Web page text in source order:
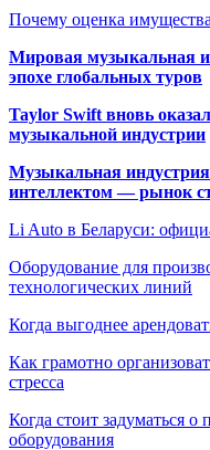
Почему оценка
Мировая музыкальная
эпохе глобальных туров
Taylor Swift вновь
музыкальной индустрии
Музыкальная
интеллектом — рынок
Li Auto в Беларуси:
Оборудование для
технологических линий
Когда выгоднее
Как грамотно
стресса
Когда стоит задуматься
оборудования